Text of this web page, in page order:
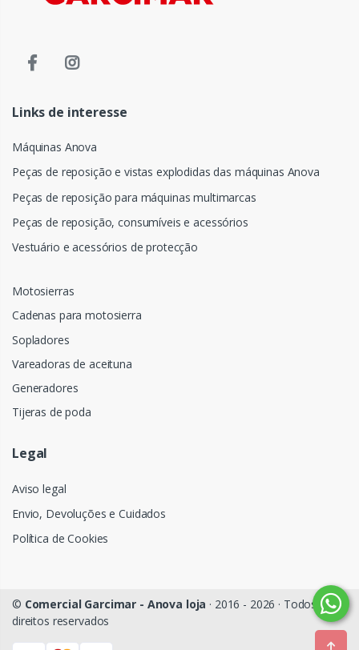
Links de interesse
Máquinas Anova
Peças de reposição e vistas explodidas das máquinas Anova
Peças de reposição para máquinas multimarcas
Peças de reposição, consumíveis e acessórios
Vestuário e acessórios de protecção
Motosierras
Cadenas para motosierra
Sopladores
Vareadoras de aceituna
Generadores
Tijeras de poda
Legal
Aviso legal
Envio, Devoluções e Cuidados
Política de Cookies
© Comercial Garcimar - Anova loja · 2016 - 2026 · Todos os
direitos reservados